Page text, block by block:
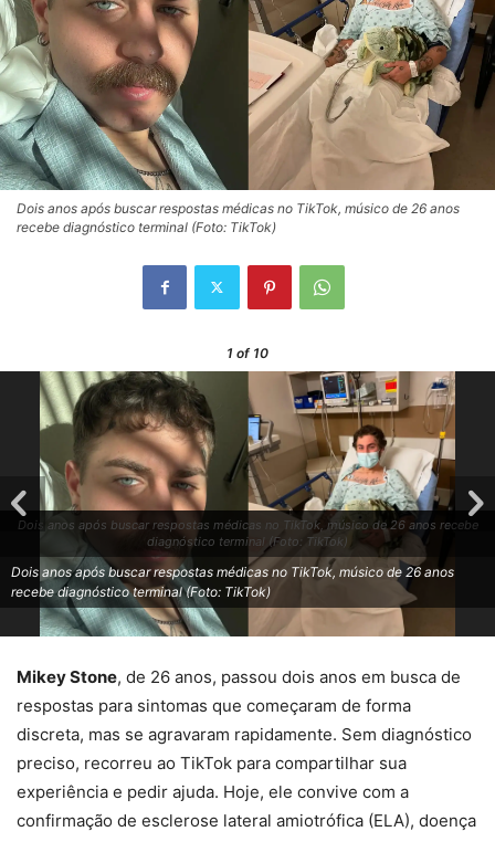
Dois anos após buscar respostas médicas no TikTok, músico de 26 anos
recebe diagnóstico terminal (Foto: TikTok)
1 of 10
Dois anos após buscar respostas médicas no TikTok, músico de 26 anos recebe
diagnóstico terminal (Foto: TikTok)
Dois anos após buscar respostas médicas no TikTok, músico de 26 anos
recebe diagnóstico terminal (Foto: TikTok)
Mikey Stone, de 26 anos, passou dois anos em busca de
respostas para sintomas que começaram de forma
discreta, mas se agravaram rapidamente. Sem diagnóstico
preciso, recorreu ao TikTok para compartilhar sua
experiência e pedir ajuda. Hoje, ele convive com a
confirmação de esclerose lateral amiotrófica (ELA), doença